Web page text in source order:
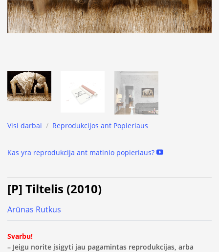
Visi darbai / Reprodukcijos ant Popieriaus
Kas yra reprodukcija ant matinio popieriaus?
[P] Tiltelis (2010)
Arūnas Rutkus
Svarbu!
– Jeigu norite įsigyti jau pagamintas reprodukcijas, arba